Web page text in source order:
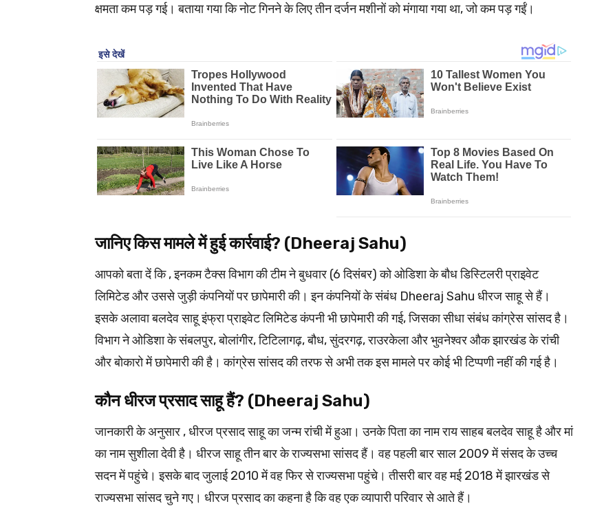
क्षमता कम पड़ गई। बताया गया कि नोट गिनने के लिए तीन दर्जन मशीनों को मंगाया गया था, जो कम पड़ गईं।
जानिए किस मामले में हुई कार्रवाई? (Dheeraj Sahu)
आपको बता दें कि , इनकम टैक्स विभाग की टीम ने बुधवार (6 दिसंबर) को ओडिशा के बौध डिस्टिलरी प्राइवेट
लिमिटेड और उससे जुड़ी कंपनियों पर छापेमारी की। इन कंपनियों के संबंध Dheeraj Sahu धीरज साहू से हैं।
इसके अलावा बलदेव साहू इंफ्रा प्राइवेट लिमिटेड कंपनी भी छापेमारी की गई, जिसका सीधा संबंध कांग्रेस सांसद है।
विभाग ने ओडिशा के संबलपुर, बोलांगीर, टिटिलागढ़, बौध, सुंदरगढ़, राउरकेला और भुवनेश्वर औक झारखंड के रांची
और बोकारो में छापेमारी की है। कांग्रेस सांसद की तरफ से अभी तक इस मामले पर कोई भी टिप्पणी नहीं की गई है।
कौन धीरज प्रसाद साहू हैं? (Dheeraj Sahu)
जानकारी के अनुसार , धीरज प्रसाद साहू का जन्म रांची में हुआ। उनके पिता का नाम राय साहब बलदेव साहू है और मां
का नाम सुशीला देवी है। धीरज साहू तीन बार के राज्यसभा सांसद हैं। वह पहली बार साल 2009 में संसद के उच्च
सदन में पहुंचे। इसके बाद जुलाई 2010 में वह फिर से राज्यसभा पहुंचे। तीसरी बार वह मई 2018 में झारखंड से
राज्यसभा सांसद चुने गए। धीरज प्रसाद का कहना है कि वह एक व्यापारी परिवार से आते हैं।